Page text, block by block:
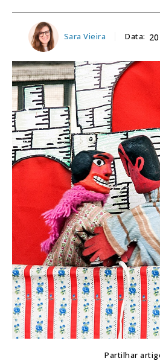
Sara Vieira Data:
Partilhar